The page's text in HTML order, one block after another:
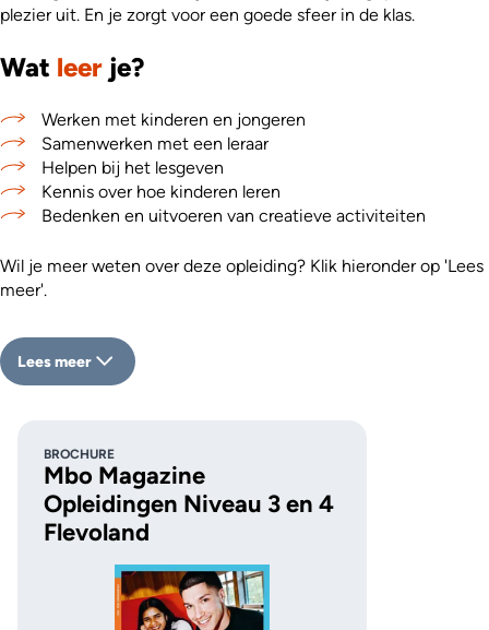
plezier uit. En je zorgt voor een goede sfeer in de klas.
Wat leer je?
Werken met kinderen en jongeren
Samenwerken met een leraar
Helpen bij het lesgeven
Kennis over hoe kinderen leren
Bedenken en uitvoeren van creatieve activiteiten
Wil je meer weten over deze opleiding? Klik hieronder op 'Lees
meer'.
Lees meer
BROCHURE
Mbo Magazine
Opleidingen Niveau 3 en 4
Flevoland